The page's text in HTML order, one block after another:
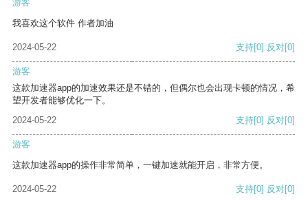
游客
我喜欢这个软件 作者加油
2024-05-22 支持[0] 反对[0]
游客
这款加速器app的加速效果还是不错的，但偶尔也会出现卡顿的情况，希
望开发者能够优化一下。
2024-05-22
支持[0] 反对[0]
游客
这款加速器app的操作非常简单，一键加速就能开启，非常方便。
2024-05-22 支持[0] 反对[0]